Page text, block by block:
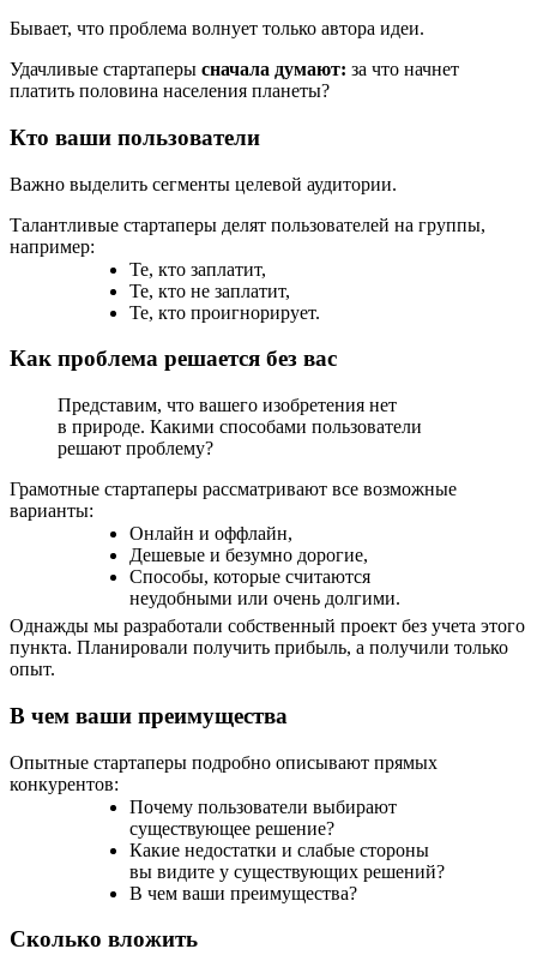
Бывает, что проблема волнует только автора идеи.
Удачливые стартаперы сначала думают: за что начнет
платить половина населения планеты?
Кто ваши пользователи
Важно выделить сегменты целевой аудитории.
Талантливые стартаперы делят пользователей на группы,
например:
Те, кто заплатит,
Те, кто не заплатит,
Те, кто проигнорирует.
Как проблема решается без вас
Представим, что вашего изобретения нет
в природе. Какими способами пользователи
решают проблему?
Грамотные стартаперы рассматривают все возможные
варианты:
Онлайн и оффлайн,
Дешевые и безумно дорогие,
Способы, которые считаются
неудобными или очень долгими.
Однажды мы разработали собственный проект без учета этого
пункта. Планировали получить прибыль, а получили только
опыт.
В чем ваши преимущества
Опытные стартаперы подробно описывают прямых
конкурентов:
Почему пользователи выбирают
существующее решение?
Какие недостатки и слабые стороны
вы видите у существующих решений?
В чем ваши преимущества?
Сколько вложить